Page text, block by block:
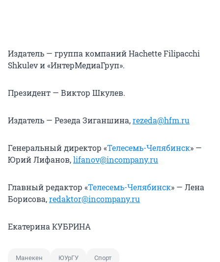
Издатель — группа компаний Hachette Filipacchi
Shkulev и «ИнтерМедиаГруп».
Президент — Виктор Шкулев.
Издатель — Резеда Зиганшина,rezeda@hfm.ru
Генеральный директор «Телесемь-Челябинск» —
Юрий Лифанов,lifanov@incompany.ru
Главный редактор «Телесемь-Челябинск» — Лена
Борисова,redaktor@incompany.ru
Екатерина КУБРИНА
Манекен ЮУрГУ Спорт